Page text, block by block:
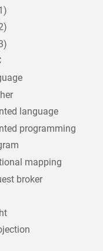
language
programming
mapping
broker